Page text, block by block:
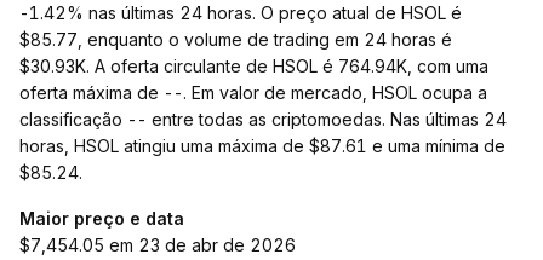
-1.42% nas últimas 24 horas. O preço atual de HSOL é
$85.77, enquanto o volume de trading em 24 horas é
$30.93K. A oferta circulante de HSOL é 764.94K, com uma
oferta máxima de --. Em valor de mercado, HSOL ocupa a
classificação -- entre todas as criptomoedas. Nas últimas 24
horas, HSOL atingiu uma máxima de $87.61 e uma mínima de
$85.24.
Maior preço e data
$7,454.05 em 23 de abr de 2026